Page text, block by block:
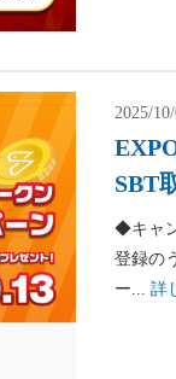
2025/
SBT
◆キャ
登録の
ー... 詳